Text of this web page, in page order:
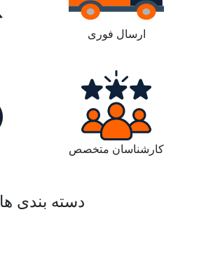
ارسال فوری
کارشناسان متخصص
دسته بندی ها